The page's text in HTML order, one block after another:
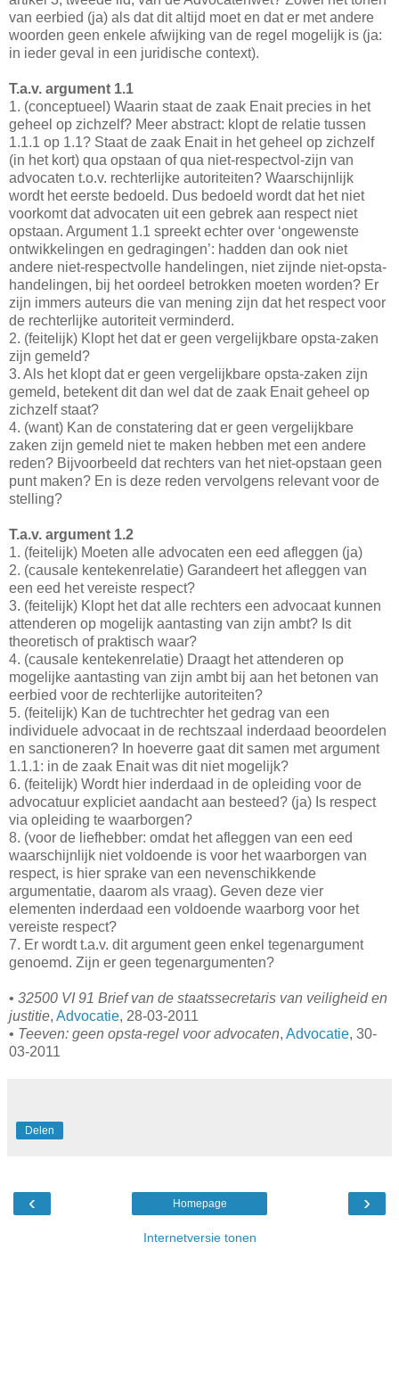
van eerbied (ja) als dat dit altijd moet en dat er met andere
woorden geen enkele afwijking van de regel mogelijk is (ja:
in ieder geval in een juridische context).
T.a.v. argument 1.1
1. (conceptueel) Waarin staat de zaak Enait precies in het
geheel op zichzelf? Meer abstract: klopt de relatie tussen
1.1.1 op 1.1? Staat de zaak Enait in het geheel op zichzelf
(in het kort) qua opstaan of qua niet-respectvol-zijn van
advocaten t.o.v. rechterlijke autoriteiten? Waarschijnlijk
wordt het eerste bedoeld. Dus bedoeld wordt dat het niet
voorkomt dat advocaten uit een gebrek aan respect niet
opstaan. Argument 1.1 spreekt echter over ‘ongewenste
ontwikkelingen en gedragingen’: hadden dan ook niet
andere niet-respectvolle handelingen, niet zijnde niet-opsta-
handelingen, bij het oordeel betrokken moeten worden? Er
zijn immers auteurs die van mening zijn dat het respect voor
de rechterlijke autoriteit verminderd.
2. (feitelijk) Klopt het dat er geen vergelijkbare opsta-zaken
zijn gemeld?
3. Als het klopt dat er geen vergelijkbare opsta-zaken zijn
gemeld, betekent dit dan wel dat de zaak Enait geheel op
zichzelf staat?
4. (want) Kan de constatering dat er geen vergelijkbare
zaken zijn gemeld niet te maken hebben met een andere
reden? Bijvoorbeeld dat rechters van het niet-opstaan geen
punt maken? En is deze reden vervolgens relevant voor de
stelling?
T.a.v. argument 1.2
1. (feitelijk) Moeten alle advocaten een eed afleggen (ja)
2. (causale kentekenrelatie) Garandeert het afleggen van
een eed het vereiste respect?
3. (feitelijk) Klopt het dat alle rechters een advocaat kunnen
attenderen op mogelijk aantasting van zijn ambt? Is dit
theoretisch of praktisch waar?
4. (causale kentekenrelatie) Draagt het attenderen op
mogelijke aantasting van zijn ambt bij aan het betonen van
eerbied voor de rechterlijke autoriteiten?
5. (feitelijk) Kan de tuchtrechter het gedrag van een
individuele advocaat in de rechtszaal inderdaad beoordelen
en sanctioneren? In hoeverre gaat dit samen met argument
1.1.1: in de zaak Enait was dit niet mogelijk?
6. (feitelijk) Wordt hier inderdaad in de opleiding voor de
advocatuur expliciet aandacht aan besteed? (ja) Is respect
via opleiding te waarborgen?
8. (voor de liefhebber: omdat het afleggen van een eed
waarschijnlijk niet voldoende is voor het waarborgen van
respect, is hier sprake van een nevenschikkende
argumentatie, daarom als vraag). Geven deze vier
elementen inderdaad een voldoende waarborg voor het
vereiste respect?
7. Er wordt t.a.v. dit argument geen enkel tegenargument
genoemd. Zijn er geen tegenargumenten?
• 32500 VI 91 Brief van de staatssecretaris van veiligheid en
justitie, Advocatie, 28-03-2011
• Teeven: geen opsta-regel voor advocaten, Advocatie, 30-
03-2011
Delen
‹ ›
Homepage
Internetversie tonen